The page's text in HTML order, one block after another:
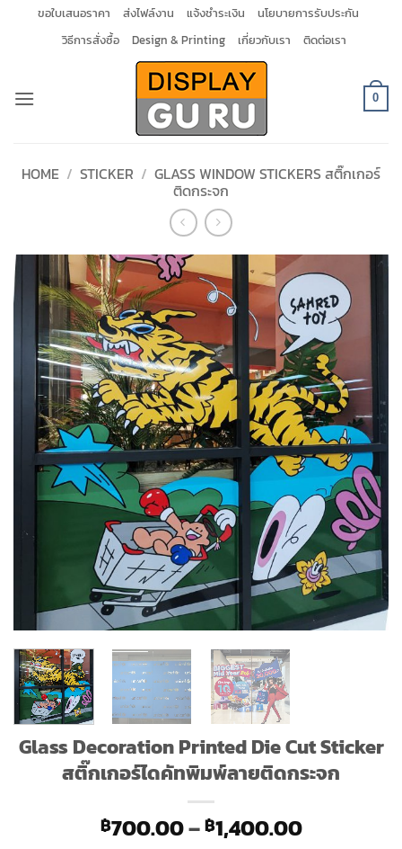
ขอใบเสนอราคา ส่งไฟล์งาน แจ้งชำระเงิน
นโยบายการรับประกัน
วิธีการสั่งซื้อ
Design & Printing เกี่ยวกับเรา ติดต่อเรา
0
HOME / STICKER / GLASS WINDOW STICKERS สติ๊กเกอร์
ติดกระจก
Glass Decoration Printed Die Cut Sticker
สติ๊กเกอร์ไดคัทพิมพ์ลายติดกระจก
฿700.00– ฿1,400.00Price